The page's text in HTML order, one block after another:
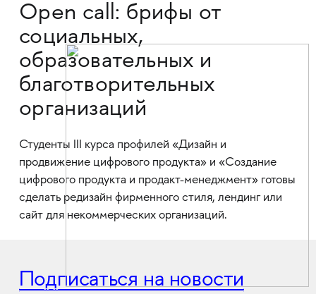
Open call: брифы от
социальных,
образовательных и
благотворительных
организаций
Студенты III курса профилей «Дизайн и
продвижение цифрового продукта» и «Создание
цифрового продукта и продакт-менеджмент» готовы
сделать редизайн фирменного стиля, лендинг или
сайт для некоммерческих организаций.
Подписаться на новости